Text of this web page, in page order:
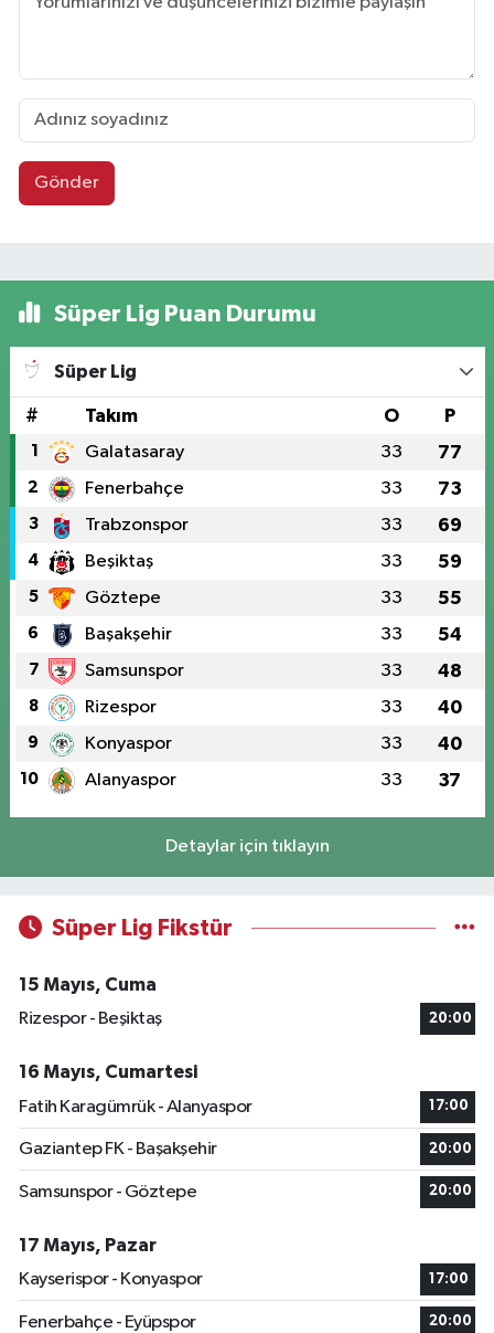
Gönder
Süper Lig Puan Durumu
Süper Lig
# Takım O P
1 Galatasaray 33 77
2 Fenerbahçe 33 73
3 Trabzonspor 33 69
4 Beşiktaş 33 59
5 Göztepe 33 55
6 Başakşehir 33 54
7 Samsunspor 33 48
8 Rizespor 33 40
9 Konyaspor 33 40
10 Alanyaspor 33 37
Detaylar için tıklayın
Süper Lig Fikstür
15 Mayıs, Cuma
Rizespor - Beşiktaş
20:00
16 Mayıs, Cumartesi
Fatih Karagümrük - Alanyaspor
17:00
Gaziantep FK - Başakşehir 20:00
Samsunspor - Göztepe 20:00
17 Mayıs, Pazar
Kayserispor - Konyaspor
17:00
Fenerbahçe - Eyüpspor 20:00